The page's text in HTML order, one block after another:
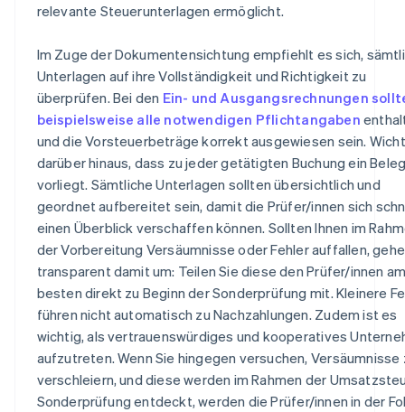
relevante Steuerunterlagen ermöglicht.
Im Zuge der Dokumentensichtung empfiehlt es sich,
Unterlagen auf ihre Vollständigkeit und Richtigkeit zu
überprüfen. Bei den Ein- und Ausgangsrechnungen
beispielsweise alle notwendigen Pflichtangaben
und die Vorsteuerbeträge korrekt ausgewiesen sein.
darüber hinaus, dass zu jeder getätigten Buchung ein
vorliegt. Sämtliche Unterlagen sollten übersichtlich und
geordnet aufbereitet sein, damit die Prüfer/innen sich
einen Überblick verschaffen können. Sollten Ihnen im
der Vorbereitung Versäumnisse oder Fehler auffallen,
transparent damit um: Teilen Sie diese den Prüfer/innen
besten direkt zu Beginn der Sonderprüfung mit. Kleinere
führen nicht automatisch zu Nachzahlungen. Zudem ist es
wichtig, als vertrauenswürdiges und kooperatives
aufzutreten. Wenn Sie hingegen versuchen, Versäumnisse
verschleiern, und diese werden im Rahmen der
Sonderprüfung entdeckt, werden die Prüfer/innen in der